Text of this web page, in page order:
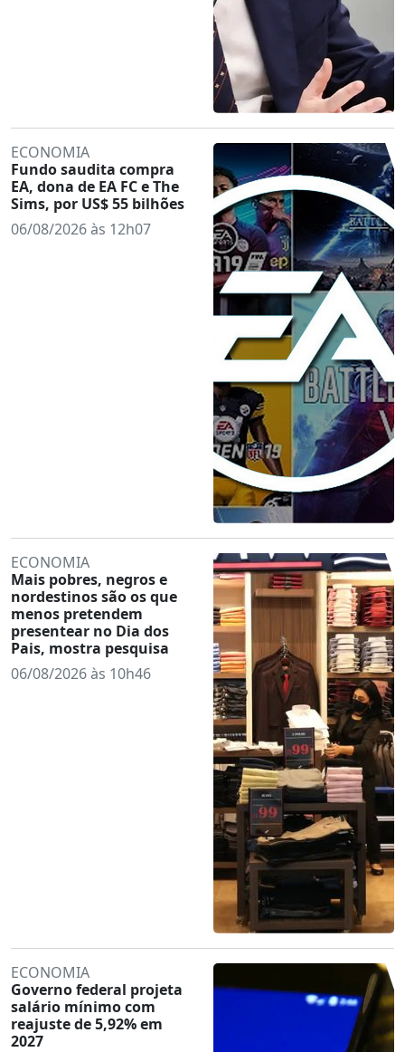
ECONOMIA
Fundo saudita compra
EA, dona de EA FC e The
Sims, por US$ 55 bilhões
06/08/2026 às 12h07
ECONOMIA
Mais pobres, negros e
nordestinos são os que
menos pretendem
presentear no Dia dos
Pais, mostra pesquisa
06/08/2026 às 10h46
ECONOMIA
Governo federal projeta
salário mínimo com
reajuste de 5,92% em
2027